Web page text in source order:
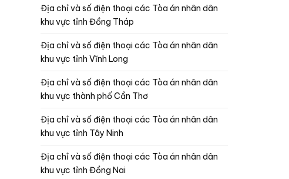
Địa chỉ và số điện thoại các Tòa án nhân dân
khu vực tỉnh Đồng Tháp
Địa chỉ và số điện thoại các Tòa án nhân dân
khu vực tỉnh Vĩnh Long
Địa chỉ và số điện thoại các Tòa án nhân dân
khu vực thành phố Cần Thơ
Địa chỉ và số điện thoại các Tòa án nhân dân
khu vực tỉnh Tây Ninh
Địa chỉ và số điện thoại các Tòa án nhân dân
khu vực tỉnh Đồng Nai